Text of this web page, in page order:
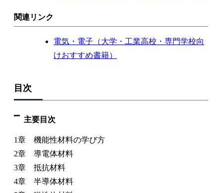
関連リンク
電気・電子（大学・工業高校・専門学校向
けおすすめ書籍）
目次
主要目次
1章 機能性材料の学び方
2章 導電体材料
3章 抵抗材料
4章 半導体材料